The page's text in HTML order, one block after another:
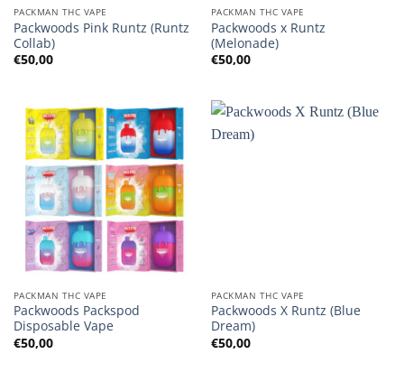
PACKMAN THC VAPE
Packwoods Pink Runtz (Runtz
Collab)
€50,00
PACKMAN THC VAPE
Packwoods x Runtz
(Melonade)
€50,00
PACKMAN THC VAPE
Packwoods Packspod
Disposable Vape
€50,00
PACKMAN THC VAPE
Packwoods X Runtz (Blue
Dream)
€50,00